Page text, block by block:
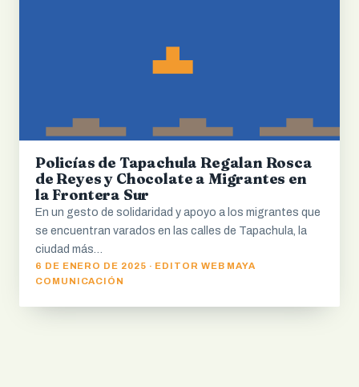
Policías de Tapachula Regalan Rosca
de Reyes y Chocolate a Migrantes en
la Frontera Sur
En un gesto de solidaridad y apoyo a los migrantes que
se encuentran varados en las calles de Tapachula, la
ciudad más…
6 DE ENERO DE 2025 · EDITOR WEB MAYA
COMUNICACIÓN